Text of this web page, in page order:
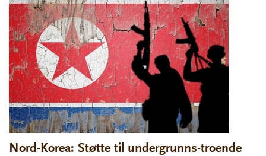
Nord-Korea: Støtte til undergrunns-troende